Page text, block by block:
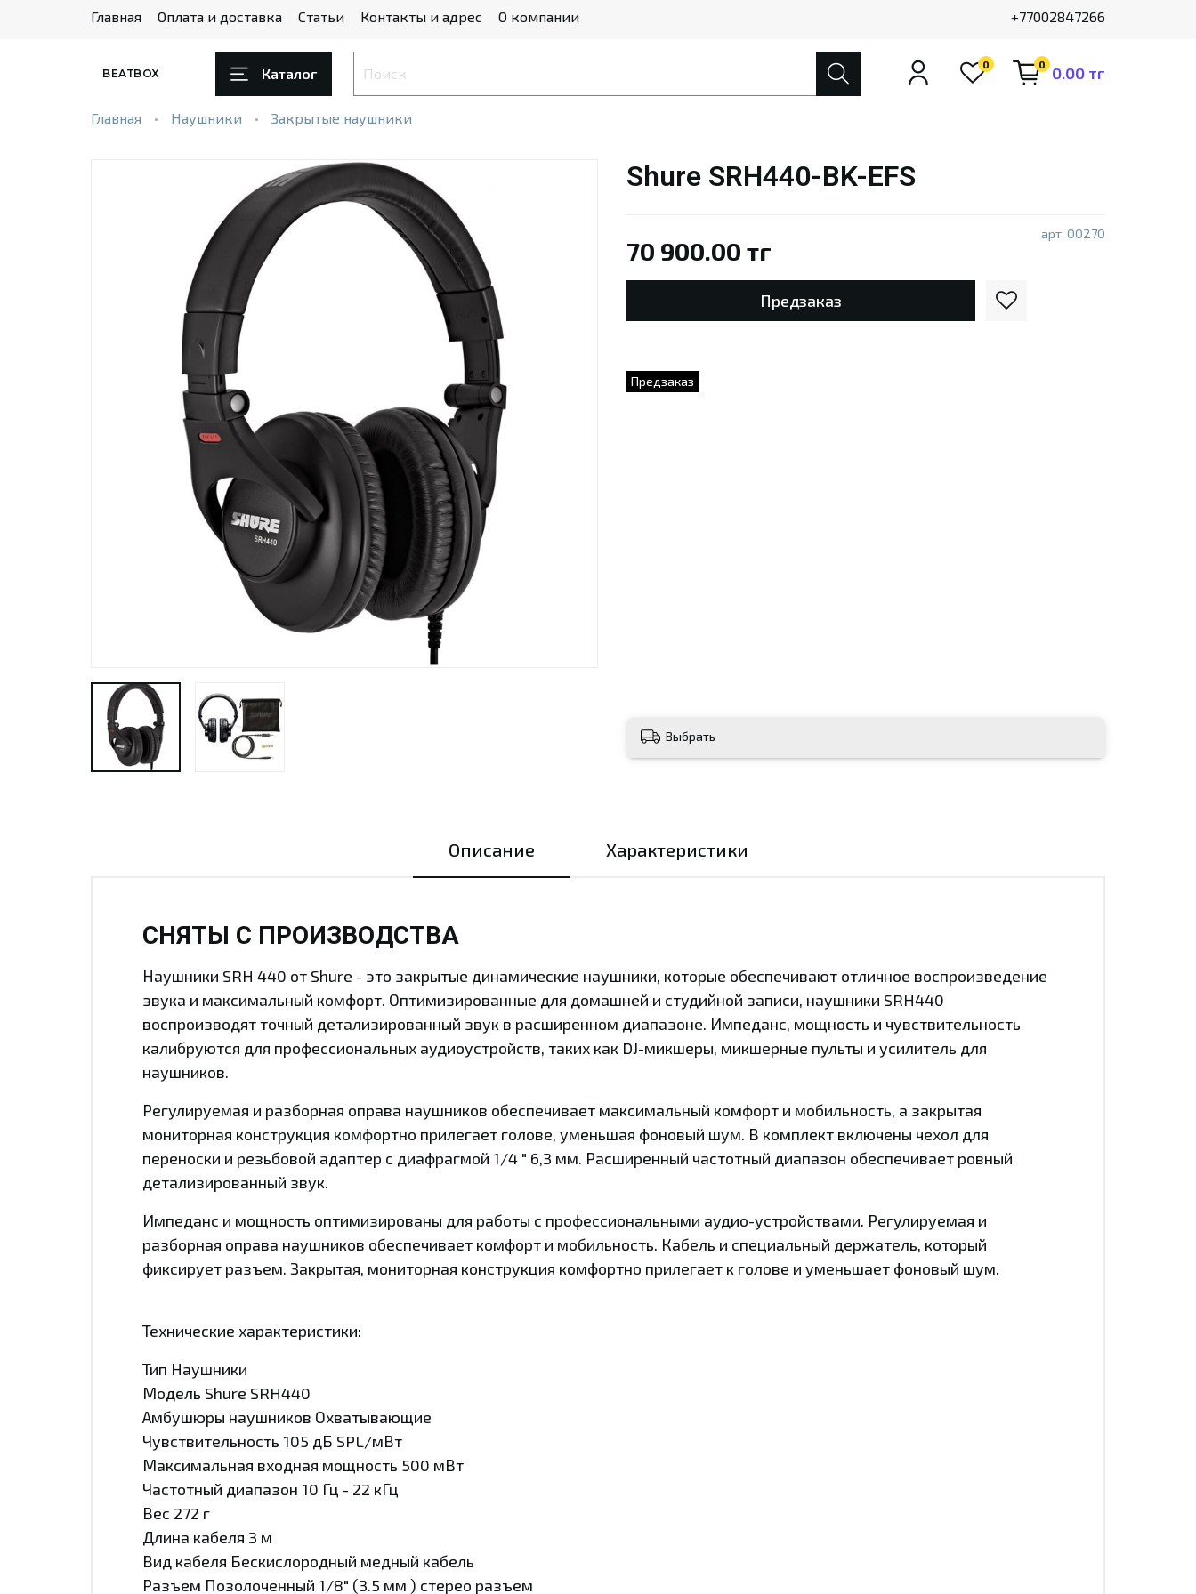
Главная Оплата и доставка Статьи Контакты и адрес О компании +77002847266
BEATBOX Каталог
0 0 0.00 тг
Главная Наушники Закрытые наушники
арт. 00270
Предзаказ
Shure SRH440-BK-EFS
70 900.00 тг
Предзаказ
Выбрать
Описание Характеристики
СНЯТЫ С ПРОИЗВОДСТВА
Наушники SRH 440 от Shure - это закрытые динамические наушники, которые обеспечивают отличное воспроизведение
звука и максимальный комфорт. Оптимизированные для домашней и студийной записи, наушники SRH440
воспроизводят точный детализированный звук в расширенном диапазоне. Импеданс, мощность и чувствительность
калибруются для профессиональных аудиоустройств, таких как DJ-микшеры, микшерные пульты и усилитель для
наушников.
Регулируемая и разборная оправа наушников обеспечивает максимальный комфорт и мобильность, а закрытая
мониторная конструкция комфортно прилегает голове, уменьшая фоновый шум. В комплект включены чехол для
переноски и резьбовой адаптер с диафрагмой 1/4 " 6,3 мм. Расширенный частотный диапазон обеспечивает ровный
детализированный звук.
Импеданс и мощность оптимизированы для работы с профессиональными аудио-устройствами. Регулируемая и
разборная оправа наушников обеспечивает комфорт и мобильность. Кабель и специальный держатель, который
фиксирует разъем. Закрытая, мониторная конструкция комфортно прилегает к голове и уменьшает фоновый шум.
Технические характеристики:
Тип Наушники
Модель Shure SRH440
Амбушюры наушников Охватывающие
Чувствительность 105 дБ SPL/мВт
Максимальная входная мощность 500 мВт
Частотный диапазон 10 Гц - 22 кГц
Вес 272 г
Длина кабеля 3 м
Вид кабеля Бескислородный медный кабель
Разъем Позолоченный 1/8" (3.5 мм ) стерео разъем